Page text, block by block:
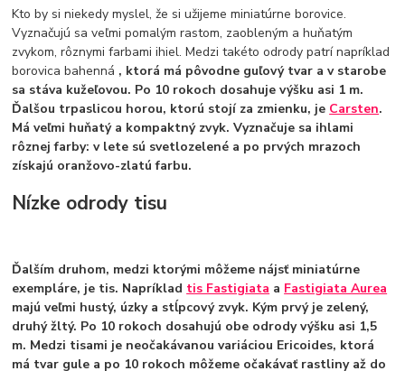
Kto by si niekedy myslel, že si užijeme miniatúrne borovice.
Vyznačujú sa veľmi pomalým rastom, zaobleným a huňatým
zvykom, rôznymi farbami ihiel. Medzi takéto odrody patrí napríklad
borovica bahenná , ktorá má pôvodne guľový tvar a v starobe
sa stáva kužeľovou. Po 10 rokoch dosahuje výšku asi 1 m.
Ďalšou trpaslicou horou, ktorú stojí za zmienku, je Carsten.
Má veľmi huňatý a kompaktný zvyk. Vyznačuje sa ihlami
rôznej farby: v lete sú svetlozelené a po prvých mrazoch
získajú oranžovo-zlatú farbu.
Nízke odrody tisu
Ďalším druhom, medzi ktorými môžeme nájsť miniatúrne
exempláre, je tis. Napríklad tis Fastigiata a Fastigiata Aurea
majú veľmi hustý, úzky a stĺpcový zvyk. Kým prvý je zelený,
druhý žltý. Po 10 rokoch dosahujú obe odrody výšku asi 1,5
m. Medzi tisami je neočakávanou variáciou Ericoides, ktorá
má tvar gule a po 10 rokoch môžeme očakávať rastliny až do